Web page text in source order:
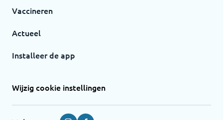
Vaccineren
Actueel
Installeer de app
Wijzig cookie instellingen